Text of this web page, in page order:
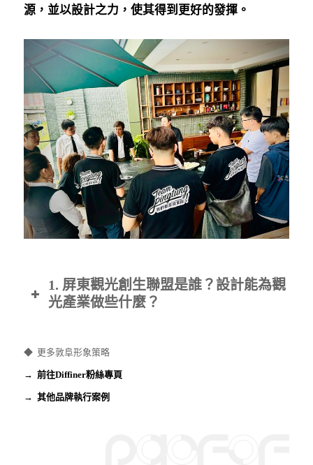
源，並以設計之力，使其得到更好的發揮。
1. 屏東觀光創生聯盟是誰？設計能為觀
光產業做些什麼？
◆ 更多敦阜形象策略
→ 前往Diffiner粉絲專頁
→ 其他品牌執行案例